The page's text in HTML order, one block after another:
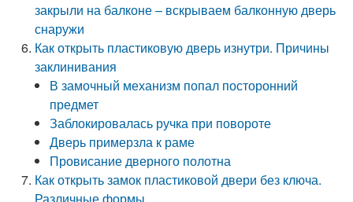
закрыли на балконе – вскрываем балконную дверь
снаружи
Как открыть пластиковую дверь изнутри. Причины
заклинивания
В замочный механизм попал посторонний
предмет
Заблокировалась ручка при повороте
Дверь примерзла к раме
Провисание дверного полотна
Как открыть замок пластиковой двери без ключа.